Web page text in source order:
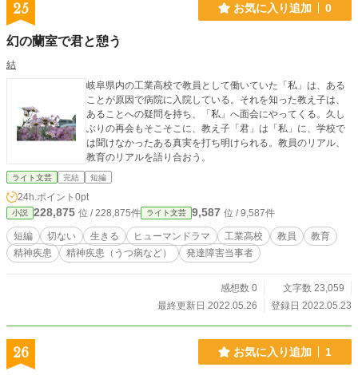
25 お気に入り追加 0
幻の蘭室で君と憩う
結
岐阜県内の工業高校で教員として働いていた「私」は、ある
ことが原因で病院に入院している。それを知った教え子は、
あることへの疑問を持ち、「私」へ面会にやってくる。久し
ぶりの再会もそこそこに、教え子「君」は「私」に、学校で
は聞けなかったある真実を打ち明けられる。教員のリアル、
教育のリアルを語り合おう。
ライト文芸 完結 短編
24h.ポイント 0pt
小説 228,875 位 / 228,875件 ライト文芸 9,587 位 / 9,587件
短編 切ない 生きる ヒューマンドラマ 工業高校 教員
教育
精神疾患
精神疾患（うつ病など） 発達障害当事者
感想数 0
文字数 23,059
最終更新日 2022.05.26
登録日 2022.05.23
26 お気に入り追加 1